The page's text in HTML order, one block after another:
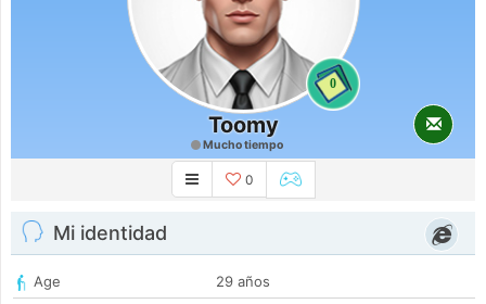
0
Toomy
Mucho tiempo
0
Mi identidad
Age
29 años